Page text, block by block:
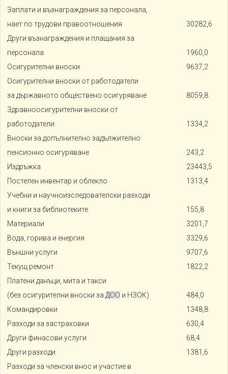
Заплати и възнаграждения за персонала,
нает по трудови правоотношения
30282,6
Други възнаграждения и плащания за
персонала
1960,0
Осигурителни вноски
9637,2
Осигурителни вноски от работодатели
за държавното обществено осигуряване
8059,8
Здравноосигурителни вноски от
работодатели
1334,2
Вноски за допълнително задължително
пенсионно осигуряване
243,2
Издръжка
23443,5
Постелен инвентар и облекло
1313,4
Учебни и научноизследователски разходи
и книги за библиотеките
155,8
Материали
3201,7
Вода, горива и енергия
3329,6
Външни услуги
9707,6
Текущ ремонт
1822,2
Платени данъци, мита и такси
(без осигурителни вноски за ДОО и НЗОК)
484,0
Командировки
1348,8
Разходи за застраховки
630,4
Други финасови услуги
68,4
Други разходи
1381,6
Разходи за членски внос и участие в